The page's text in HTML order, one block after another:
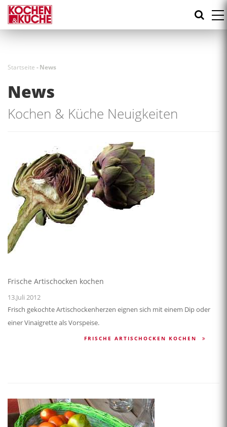
Direkt
zum
Inhalt
Startseite -News
News
Kochen & Küche Neuigkeiten
Frische Artischocken kochen
13.Juli 2012
Frisch gekochte Artischockenherzen eignen sich mit einem Dip oder
einer Vinaigrette als Vorspeise.
FRISCHE ARTISCHOCKEN KOCHEN